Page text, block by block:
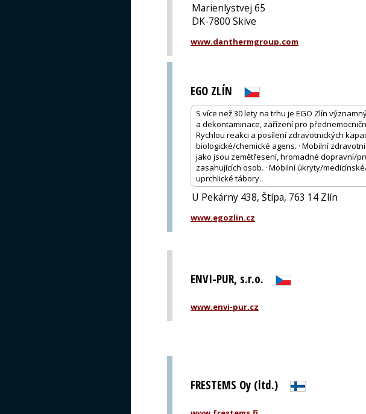
Marienlystvej 65
DK-7800 Skive
www.danthermgroup.com
EGO ZLÍN
S více než 30 lety na trhu je EGO Zlín
a dekontaminace, zařízení pro
Rychlou reakci a posílení zdravotnických
biologické/chemické agens. · Mobilní
jako jsou zemětřesení, hromadné dopravní/
zasahujících osob. · Mobilní úkryty/
uprchlické tábory.
U Pekárny 438, Štípa, 763 14 Zlín
www.egozlin.cz
ENVI-PUR, s.r.o.
www.envi-pur.cz
FRESTEMS Oy (ltd.)